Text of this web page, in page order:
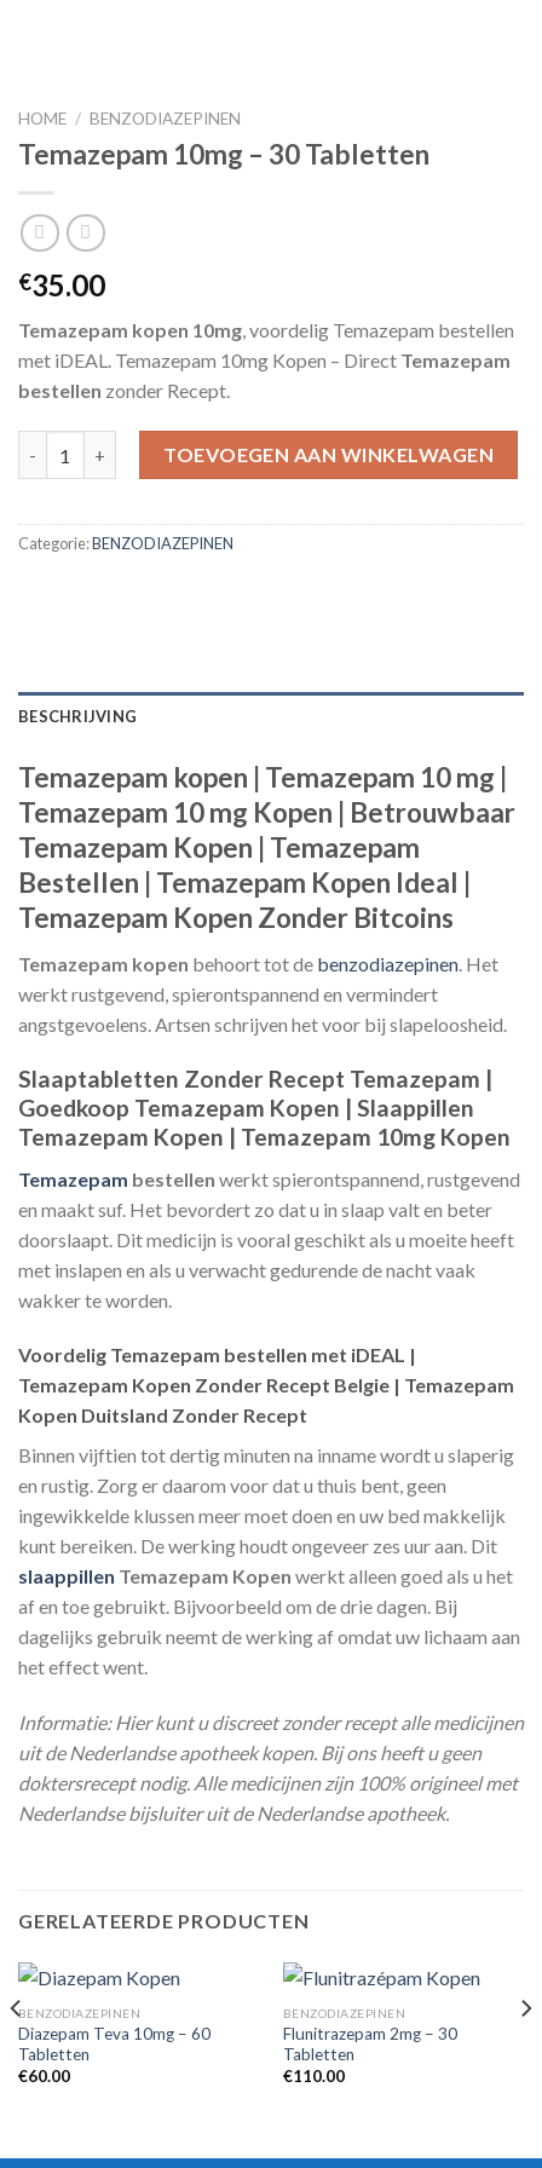
HOME / BENZODIAZEPINEN
Temazepam 10mg – 30 Tabletten
€35.00
Temazepam kopen 10mg, voordelig Temazepam bestellen
met iDEAL. Temazepam 10mg Kopen – Direct Temazepam
bestellen zonder Recept.
TOEVOEGEN AAN WINKELWAGEN
Categorie:BENZODIAZEPINEN
BESCHRIJVING
Temazepam kopen | Temazepam 10 mg |
Temazepam 10 mg Kopen | Betrouwbaar
Temazepam Kopen | Temazepam
Bestellen | Temazepam Kopen Ideal |
Temazepam Kopen Zonder Bitcoins
Temazepam kopen behoort tot de benzodiazepinen. Het
werkt rustgevend, spierontspannend en vermindert
angstgevoelens. Artsen schrijven het voor bij slapeloosheid.
Slaaptabletten Zonder Recept Temazepam |
Goedkoop Temazepam Kopen | Slaappillen
Temazepam Kopen | Temazepam 10mg Kopen
Temazepam bestellen werkt spierontspannend, rustgevend
en maakt suf. Het bevordert zo dat u in slaap valt en beter
doorslaapt. Dit medicijn is vooral geschikt als u moeite heeft
met inslapen en als u verwacht gedurende de nacht vaak
wakker te worden.
Voordelig Temazepam bestellen met iDEAL |
Temazepam Kopen Zonder Recept Belgie | Temazepam
Kopen Duitsland Zonder Recept
Binnen vijftien tot dertig minuten na inname wordt u slaperig
en rustig. Zorg er daarom voor dat u thuis bent, geen
ingewikkelde klussen meer moet doen en uw bed makkelijk
kunt bereiken. De werking houdt ongeveer zes uur aan. Dit
slaappillen Temazepam Kopen werkt alleen goed als u het
af en toe gebruikt. Bijvoorbeeld om de drie dagen. Bij
dagelijks gebruik neemt de werking af omdat uw lichaam aan
het effect went.
Informatie: Hier kunt u discreet zonder recept alle medicijnen
uit de Nederlandse apotheek kopen. Bij ons heeft u geen
doktersrecept nodig. Alle medicijnen zijn 100% origineel met
Nederlandse bijsluiter uit de Nederlandse apotheek.
GERELATEERDE PRODUCTEN
BENZODIAZEPINEN
Diazepam Teva 10mg – 60
Tabletten
€60.00
BENZODIAZEPINEN
Flunitrazepam 2mg – 30
Tabletten
€110.00